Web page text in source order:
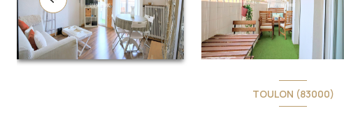
TOULON (83000)